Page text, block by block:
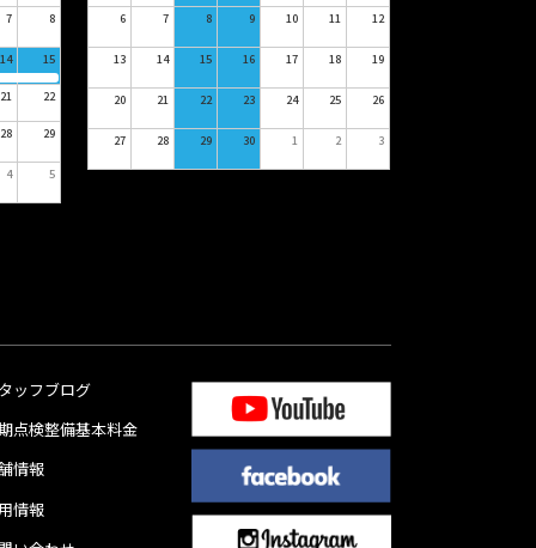
7 8
14 15
21 22
28 29
4 5
6 7 8 9 10 11 12
13 14 15 16 17 18 19
20 21 22 23 24 25 26
27 28 29 30 1 2 3
ッフブログ
点検整備基本料金
情報
情報